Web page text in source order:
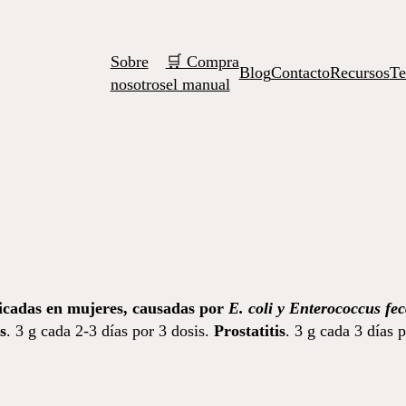
Sobre
nosotros
🛒 Compra
el manual
BlogContactoRecursos
en mujeres, causadas por E. coli y Enterococcus
. 3 g cada 2-3 días por 3 dosis. Prostatitis. 3 g cada 3 días